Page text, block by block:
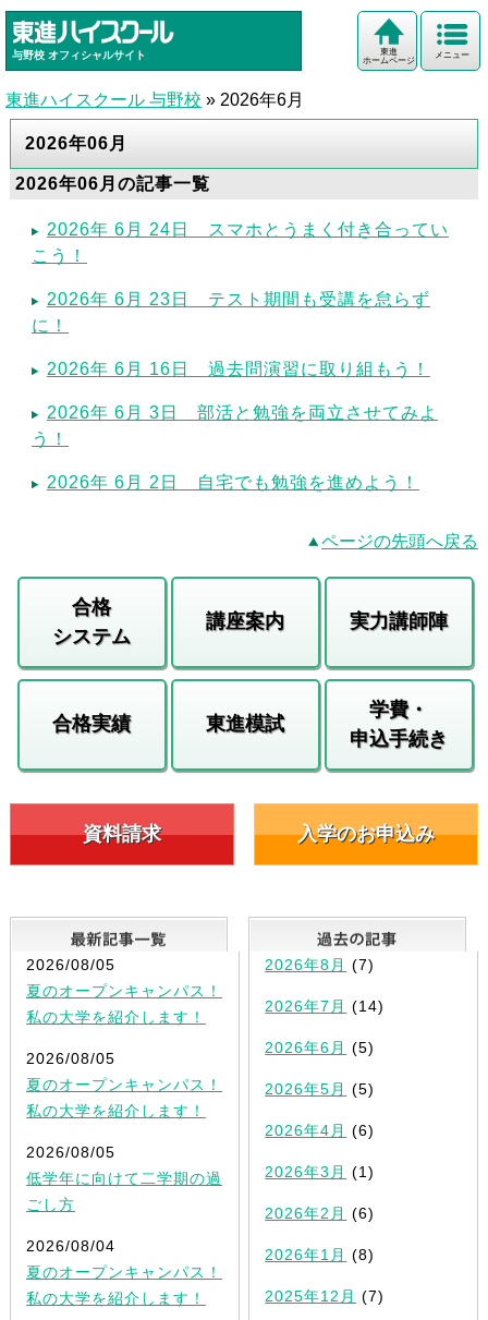
与野校 オフィシャルサイト メニュー
東進
ホームページ
東進ハイスクール 与野校 » 2026年6月
2026年06月
2026年06月の記事一覧
2026年 6月 24日 スマホとうまく付き合ってい
こう！
2026年 6月 23日 テスト期間も受講を怠らず
に！
2026年 6月 16日 過去問演習に取り組もう！
2026年 6月 3日 部活と勉強を両立させてみよ
う！
2026年 6月 2日 自宅でも勉強を進めよう！
ページの先頭へ戻る
合格
システム
講座案内 実力講師陣
合格実績 東進模試
学費・
申込手続き
資料請求 入学のお申込み
最新記事一覧
2026/08/05
夏のオープンキャンパス！
私の大学を紹介します！
2026/08/05
夏のオープンキャンパス！
私の大学を紹介します！
2026/08/05
低学年に向けて二学期の過
ごし方
2026/08/04
夏のオープンキャンパス！
私の大学を紹介します！
2026年8月 (7)
2026年7月 (14)
2026年6月 (5)
2026年5月 (5)
2026年4月 (6)
2026年3月 (1)
2026年2月 (6)
2026年1月 (8)
2025年12月 (7)